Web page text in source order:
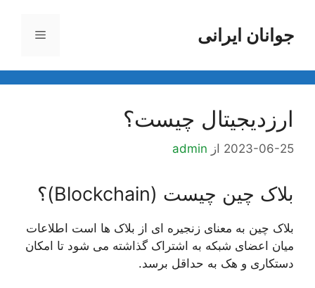
محتواجوانان ایرانی فهرست
ارزدیجیتال چیست؟
2023-06-25 از admin
بلاک چین چیست (Blockchain)؟
بلاک چین به معنای زنجیره ای از بلاک ها است اطلاعات
میان اعضای شبکه به اشتراک گذاشته می شود تا امکان
دستکاری و هک به حداقل برسد.